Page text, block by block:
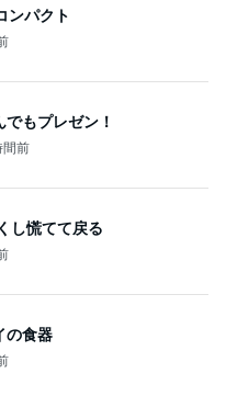
ンパクト
もプレゼン！
間前
し慌てて戻る
の食器